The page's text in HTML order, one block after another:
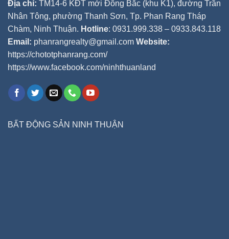
Địa chỉ: TM14-6 KĐT mới Đông Bắc (khu K1), đường Trần
Nhân Tông, phường Thanh Sơn, Tp. Phan Rang Tháp
Chàm, Ninh Thuận. Hotline: 0931.999.338 – 0933.843.118
Email: phanrangrealty@gmail.com Website:
https://chototphanrang.com/
https://www.facebook.com/ninhthuanland
BẤT ĐỘNG SẢN NINH THUẬN